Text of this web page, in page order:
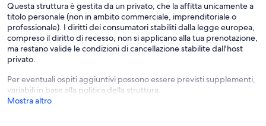
Questa struttura è gestita da un privato, che la affitta unicamente a
titolo personale (non in ambito commerciale, imprenditoriale o
professionale). I diritti dei consumatori stabiliti dalla legge europea,
compreso il diritto di recesso, non si applicano alla tua prenotazione,
ma restano valide le condizioni di cancellazione stabilite dall'host
privato.
Per eventuali ospiti aggiuntivi possono essere previsti supplementi,
variabili in base alla politica della struttura.
Mostra altro